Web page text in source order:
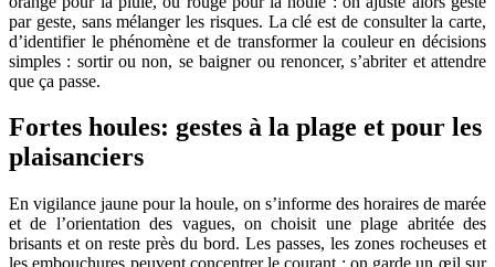
par geste, sans mélanger les risques. La clé est de consulter la carte,
d’identifier le phénomène et de transformer la couleur en décisions
simples : sortir ou non, se baigner ou renoncer, s’abriter et attendre
que ça passe.
Fortes houles: gestes à la plage et pour les
plaisanciers
En vigilance jaune pour la houle, on s’informe des horaires de marée
et de l’orientation des vagues, on choisit une plage abritée des
brisants et on reste près du bord. Les passes, les zones rocheuses et